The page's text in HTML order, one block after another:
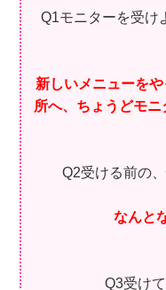
Q1モニターを受け
新しいメニューを
所へ、ちょうどモ
Q2受ける前の
なんと
Q3受け